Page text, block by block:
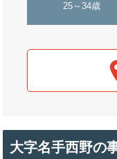
25～34歳
大字名手西野の